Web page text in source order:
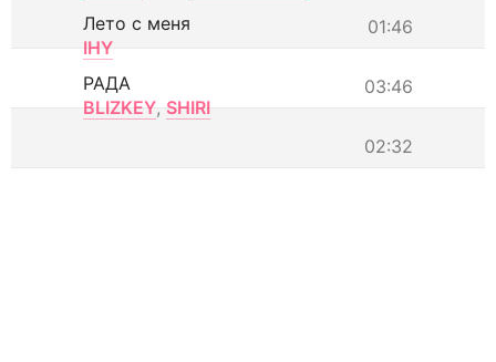
01:46
Лето с меня
IHY
03:46
РАДА
BLIZKEY, SHIRI
02:32